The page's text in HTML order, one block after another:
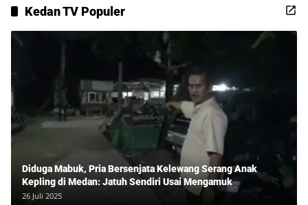
Kedan TV Populer
Diduga Mabuk, Pria Bersenjata Kelewang Serang Anak
Kepling di Medan: Jatuh Sendiri Usai Mengamuk
26 Juli 2025